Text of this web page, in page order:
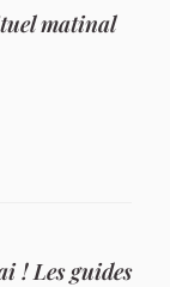
matinal
! Les guides